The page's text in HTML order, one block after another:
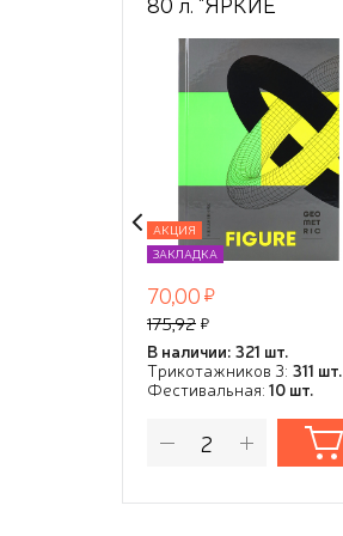
АКЦЕНТЫ" 7БЦ
глянц. лам., цвет
мелов.облож,
ТМ"Collezione"
АКЦИЯ
ЗАКЛАДКА
70,00
175,92
В наличии: 321 шт.
Трикотажников 3: 311 шт.
Фестивальная: 10 шт.